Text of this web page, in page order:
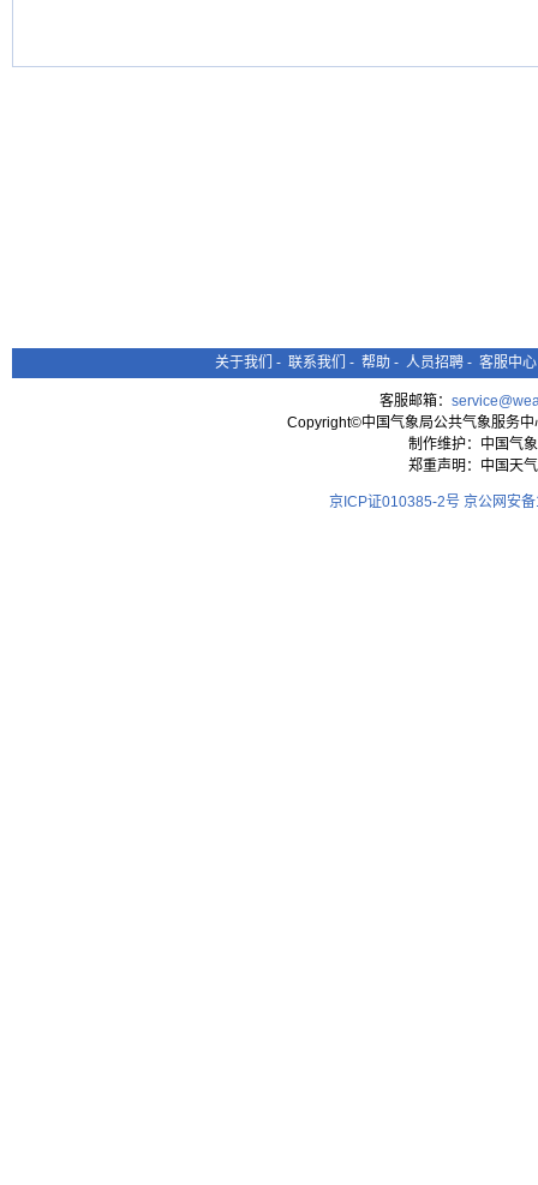
关于我们 - 联系我们 - 帮助 - 人员招聘 - 客服中心
客服邮箱：
Copyright©中国气象局公共气象服务
制作维护：中国气
郑重声明：中国天
京ICP证010385-2号 京公网安